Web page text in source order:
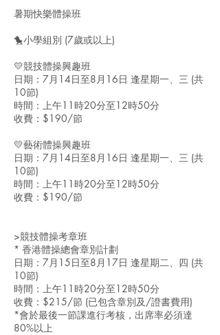
暑期快樂體操班
🐤小學組別 (7歲或以上)
💛競技體操興趣班
日期：7月14日至8月16日 逢星期一、三 (共
10節)
時間：上午11時20分至12時50分
收費：$190/節
💛藝術體操興趣班
日期：7月14日至8月16日 逢星期一、三 (共
10節)
時間：上午11時20分至12時50分
收費：$190/節
>競技體操考章班
* 香港體操總會章別計劃
日期：7月15日至8月17日 逢星期二、四 (共
10節)
時間：上午11時20分至12時50分
收費：$215/節 (已包含章別及/證書費用)
*會於最後一節課進行考核，出席率必須達
80%以上